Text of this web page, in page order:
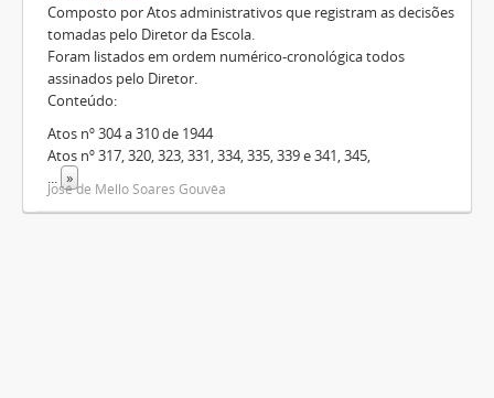
Composto por Atos administrativos que registram as decisões
tomadas pelo Diretor da Escola.
Foram listados em ordem numérico-cronológica todos
assinados pelo Diretor.
Conteúdo:
Atos nº 304 a 310 de 1944
Atos nº 317, 320, 323, 331, 334, 335, 339 e 341, 345,
»
José de Mello Soares Gouvêa